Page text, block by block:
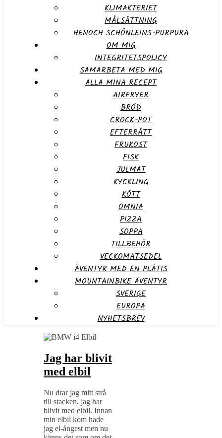
KLIMAKTERIET
MÅLSÄTTNING
HENOCH SCHÖNLEINS-PURPURA
OM MIG
INTEGRITETSPOLICY
SAMARBETA MED MIG
ALLA MINA RECEPT
AIRFRYER
BRÖD
CROCK-POT
EFTERRÄTT
FRUKOST
FISK
JULMAT
KYCKLING
KÖTT
OMNIA
PIZZA
SOPPA
TILLBEHÖR
VECKOMATSEDEL
ÄVENTYR MED EN PLÅTIS
MOUNTAINBIKE ÄVENTYR
SVERIGE
EUROPA
NYHETSBREV
Jag har blivit
med elbil
Nu drar jag mitt strå
till stacken, jag har
blivit med elbil. Innan
min elbil kom hade
jag el-ångest men nu